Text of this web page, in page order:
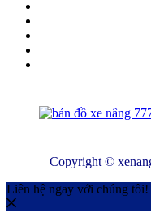
Copyright ©
Liên hệ ngay với chúng tôi!